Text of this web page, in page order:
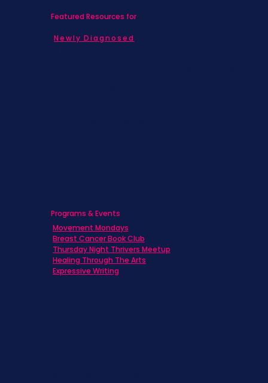
Featured Resources for
Newly Diagnosed
Programs & Events
Movement Mondays
Breast Cancer Book Club
Thursday Night Thrivers Meetup
Healing Through The Arts
Expressive Writing